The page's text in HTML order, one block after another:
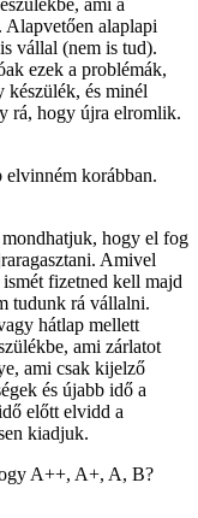
Alapvetően alaplapi
vállal (nem is tud).
ezek a problémák,
készülék, és minél
rá, hogy újra elromlik.
elvinném korábban.
hogy el fog
Amivel
fizetned kell majd
tudunk rá vállalni.
hátlap mellett
ami zárlatot
ami csak kijelző
és újabb idő a
előtt elvidd a
kiadjuk.
A++, A+, A, B?